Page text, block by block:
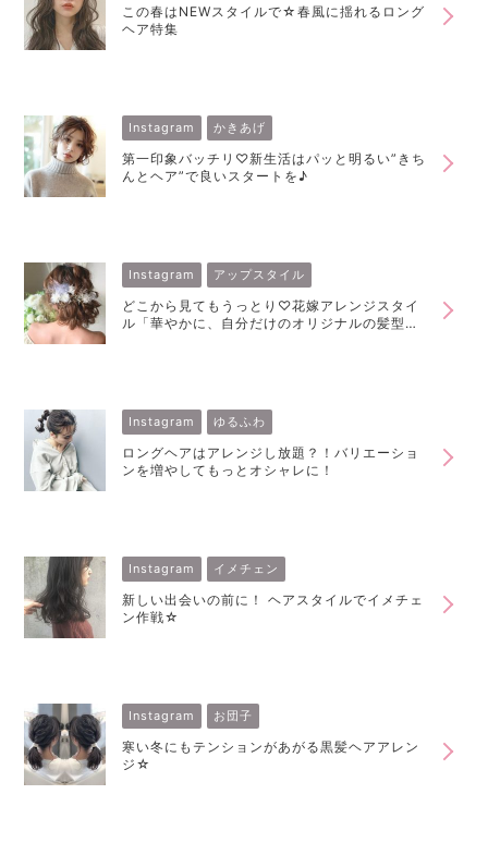
この春はNEWスタイルで☆春風に揺れるロング
ヘア特集
Instagram かきあげ
第一印象バッチリ♡新生活はパッと明るい”きち
んとヘア”で良いスタートを♪
Instagram アップスタイル
どこから見てもうっとり♡花嫁アレンジスタイ
ル「華やかに、自分だけのオリジナルの髪型
Instagram ゆるふわ
ロングヘアはアレンジし放題？！バリエーショ
ンを増やしてもっとオシャレに！
Instagram イメチェン
新しい出会いの前に！ ヘアスタイルでイメチェ
ン作戦☆
Instagram お団子
寒い冬にもテンションがあがる黒髪ヘアアレン
ジ☆